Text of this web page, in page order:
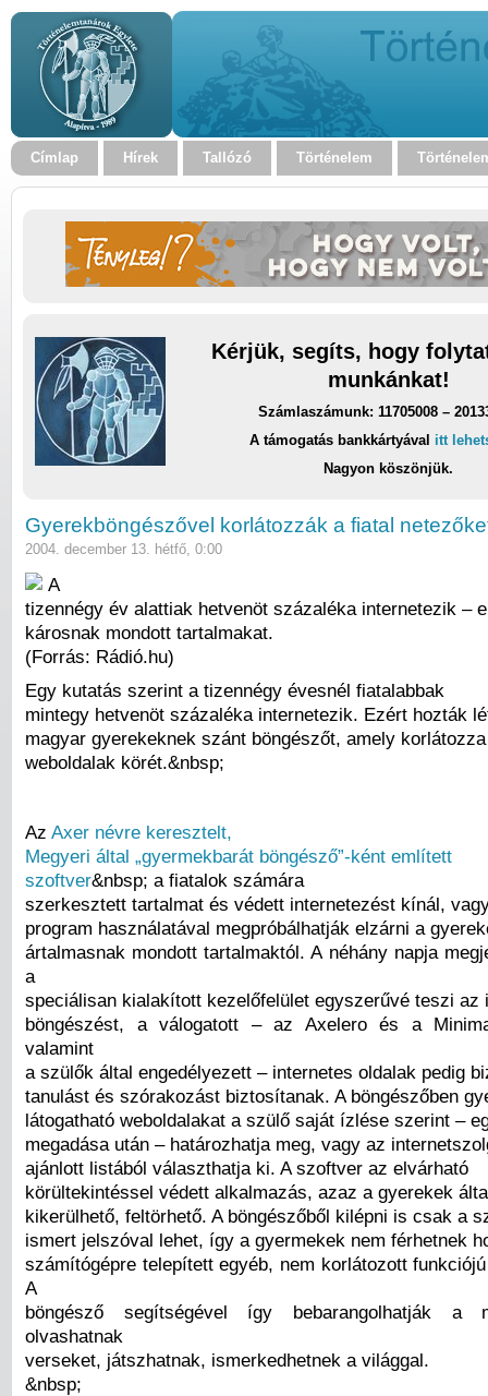
Címlap Hírek Tallózó Történelem
Kérjük, segíts, hogy
munkánkat!
Számlaszámunk: 11705008 –
A támogatás bankkártyával itt
Nagyon köszönjük.
Gyerekböngészővel korlátozzák a fiatal
2004. december 13. hétfő, 0:00
A
tizennégy év alattiak hetvenöt százaléka internetezik –
károsnak mondott tartalmakat.
(Forrás: Rádió.hu)
Egy kutatás szerint a tizennégy évesnél fiatalabbak
mintegy hetvenöt százaléka internetezik. Ezért hozták
magyar gyerekeknek szánt böngészőt, amely
weboldalak körét.&nbsp;
Az Axer névre keresztelt,
Megyeri által „gyermekbarát böngésző”-ként említett
szoftver&nbsp; a fiatalok számára
szerkesztett tartalmat és védett internetezést kínál,
program használatával megpróbálhatják elzárni a
ártalmasnak mondott tartalmaktól. A néhány napja
a
speciálisan kialakított kezelőfelület egyszerűvé teszi az
böngészést, a válogatott – az Axelero és a
valamint
a szülők által engedélyezett – internetes oldalak pedig
tanulást és szórakozást biztosítanak. A böngészőben
látogatható weboldalakat a szülő saját ízlése szerint –
megadása után – határozhatja meg, vagy az
ajánlott listából választhatja ki. A szoftver az elvárható
körültekintéssel védett alkalmazás, azaz a gyerekek
kikerülhető, feltörhető. A böngészőből kilépni is csak a
ismert jelszóval lehet, így a gyermekek nem férhetnek
számítógépre telepített egyéb, nem korlátozott
A
böngésző segítségével így bebarangolhatják a
olvashatnak
verseket, játszhatnak, ismerkedhetnek a világgal.
&nbsp;